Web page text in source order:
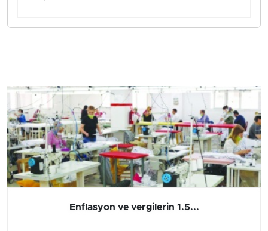
Enflasyon ve vergilerin 1.5...